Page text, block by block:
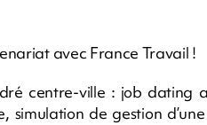
avec France Travail !
centre-ville : job dating
simulation de gestion d’une